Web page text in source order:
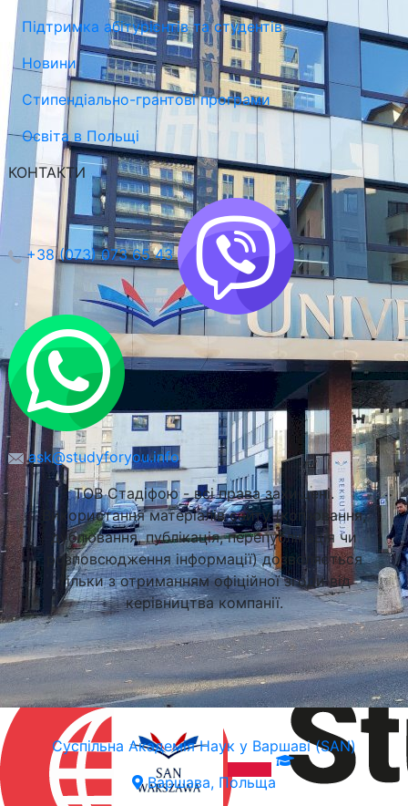
Суспільна Академія Наук у Варшаві (SAN)
Варшава, Польща
Підтримка абітурієнтів та студентів
Новини
Стипендіально-грантові програми
Освіта в Польщі
КОНТАКТИ
+38 (073) 073 65 43
ask@studyforyou.info
ТОВ Стадіфою - всі права захищені.
Використання матеріалів сайту (копіювання,
дублювання, публікація, перепублікація чи
розповсюдження інформації) дозволяється
тільки з отриманням офіційної згоди від
керівництва компанії.